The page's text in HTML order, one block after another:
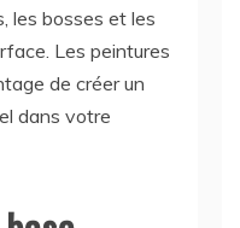
les bosses et les
Les peintures
de créer un
dans votre